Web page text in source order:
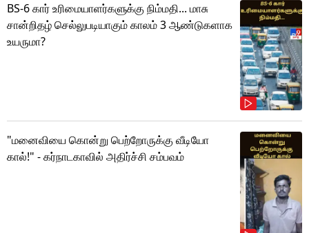
BS-6 கார் உரிமையாளர்களுக்கு நிம்மதி... மாசு
சான்றிதழ் செல்லுபடியாகும் காலம் 3 ஆண்டுகளாக
உயருமா?
"மனைவியை கொன்று பெற்றோருக்கு வீடியோ
கால்!" - கர்நாடகாவில் அதிர்ச்சி சம்பவம்